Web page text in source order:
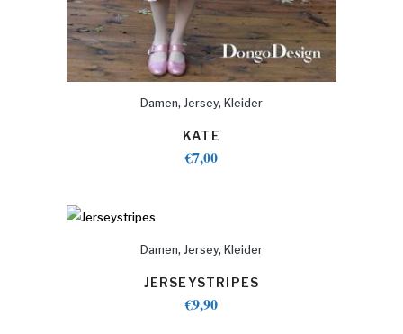
Damen, Jersey, Kleider
KATE
€7,00
Damen, Jersey, Kleider
JERSEYSTRIPES
€9,90